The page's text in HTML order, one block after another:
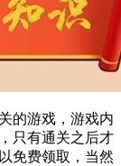
的游戏，游戏内
只有通关之后才
免费领取，当然